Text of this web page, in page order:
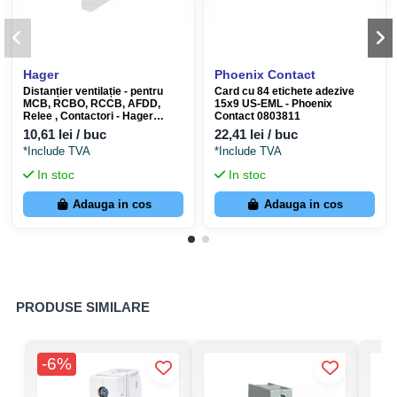
Protecția circuitelor din băi, în special cele care alimentează
jacuzzi, cabine de hidromasaj sau alte echipamente similare.
Circuite care deservesc prize în laboratoare, ateliere sau
medii medicale unde continuitatea în funcționare este critică.
Instalații expuse la perturbații atmosferice sau supratensiuni
Specificații tehnice ETI KZS-1M-SUP (002175815)
Cod produs
002175815
3838895819943
Tip produs
Număr poli
Curent nominal
Hager
Distanțier ventilație - pentru
MCB, RCBO, RCCB, AFDD,
Relee , Contactori - Hager
LZ060
10,61 lei / buc
*Include TVA
In stoc
Adauga in cos
Phoenix Contact
Card cu 84 etichete adezive
15x9 US-EML - Phoenix
Contact 0803811
22,41 lei / buc
*Include TVA
In stoc
Adauga in cos
PRODUSE SIMILARE
-6%